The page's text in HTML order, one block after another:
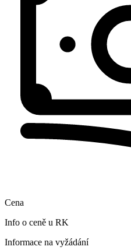
Cena
Info o ceně u RK
Informace na vyžádání